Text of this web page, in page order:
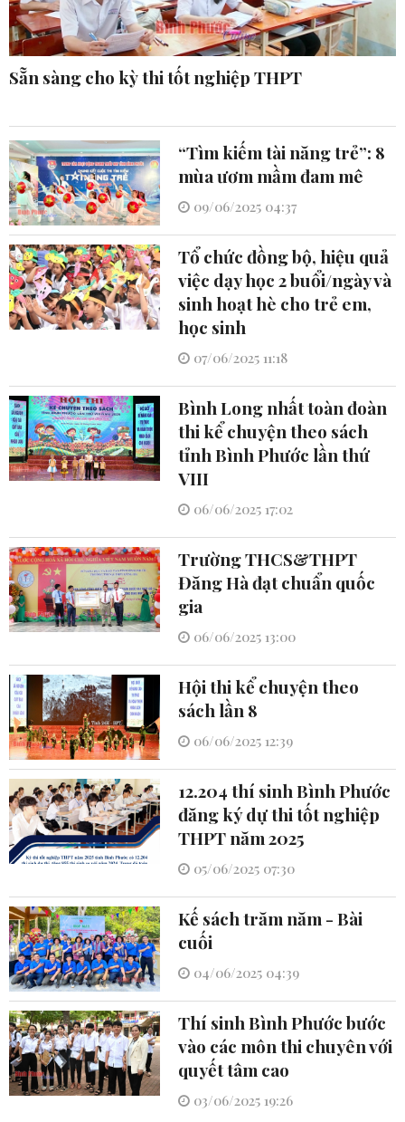
Sẵn sàng cho kỳ thi tốt nghiệp THPT
“Tìm kiếm tài năng trẻ”: 8
mùa ươm mầm đam mê
09/06/2025 04:37
Tổ chức đồng bộ, hiệu quả
việc dạy học 2 buổi/ngày và
sinh hoạt hè cho trẻ em,
học sinh
07/06/2025 11:18
Bình Long nhất toàn đoàn
thi kể chuyện theo sách
tỉnh Bình Phước lần thứ
VIII
06/06/2025 17:02
Trường THCS&THPT
Đăng Hà đạt chuẩn quốc
gia
06/06/2025 13:00
Hội thi kể chuyện theo
sách lần 8
06/06/2025 12:39
12.204 thí sinh Bình Phước
đăng ký dự thi tốt nghiệp
THPT năm 2025
05/06/2025 07:30
Kế sách trăm năm - Bài
cuối
04/06/2025 04:39
Thí sinh Bình Phước bước
vào các môn thi chuyên với
quyết tâm cao
03/06/2025 19:26